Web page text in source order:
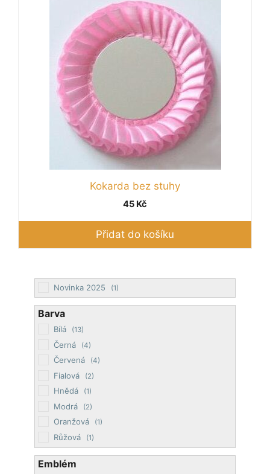
Kokarda bez stuhy
45 Kč
Přidat do košíku
Novinka 2025 (1)
Barva
Bílá (13)
Černá (4)
Červená (4)
Fialová (2)
Hnědá (1)
Modrá (2)
Oranžová (1)
Růžová (1)
Stříbrná
Emblém